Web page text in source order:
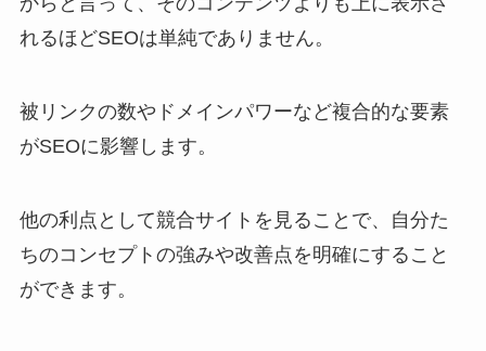
れるほどSEOは単純でありません。
被リンクの数やドメインパワーなど複合的な要素
がSEOに影響します。
他の利点として競合サイトを見ることで、自分た
ちのコンセプトの強みや改善点を明確にすること
ができます。